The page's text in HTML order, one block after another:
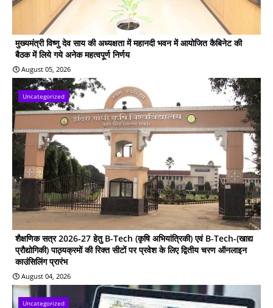
मुख्यमंत्री विष्णु देव साय की अध्यक्षता में महानदी भवन में आयोजित कैबिनेट की
बैठक में लिये गये अनेक महत्वपूर्ण निर्णय
August 05, 2026
Uncategorized
शैक्षणिक सत्र 2026-27 हेतु B-Tech (कृषि अभियांत्रिकी) एवं B-Tech-(खाद्य
प्रौद्योगिकी) पाठ्यक्रमों की रिक्त सीटों पर प्रवेश के लिए द्वितीय चरण ऑनलाइन
काउंसिलिंग प्रारंभ
August 04, 2026
Uncategorized